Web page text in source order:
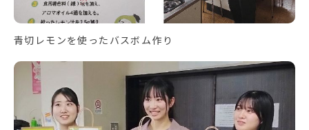
青切レモンを使ったバスボム作り